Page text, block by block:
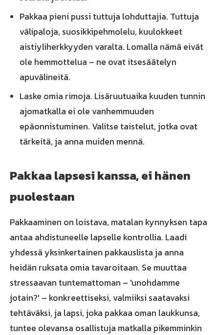
Pakkaa pieni pussi tuttuja lohduttajia. Tuttuja
välipaloja, suosikkipehmolelu, kuulokkeet
aistiyliherkkyyden varalta. Lomalla nämä eivät
ole hemmottelua – ne ovat itsesäätelyn
apuvälineitä.
Laske omia rimoja. Lisäruutuaika kuuden tunnin
ajomatkalla ei ole vanhemmuuden
epäonnistuminen. Valitse taistelut, jotka ovat
tärkeitä, ja anna muiden mennä.
Pakkaa lapsesi kanssa, ei hänen
puolestaan
Pakkaaminen on loistava, matalan kynnyksen tapa
antaa ahdistuneelle lapselle kontrollia. Laadi
yhdessä yksinkertainen pakkauslista ja anna
heidän ruksata omia tavaroitaan. Se muuttaa
stressaavan tuntemattoman – 'unohdamme
jotain?' – konkreettiseksi, valmiiksi saatavaksi
tehtäväksi, ja lapsi, joka pakkaa oman laukkunsa,
tuntee olevansa osallistuja matkalla pikemminkin